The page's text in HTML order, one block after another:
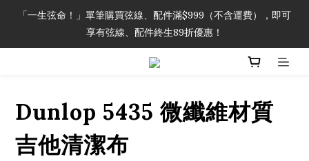
「一生弦命！」單筆購買弦線、配件滿$999（不含運費），即可
享有弦線、配件終生89折優惠！
「一生弦命！」單筆購買弦線、配件滿$999（不含運費），即可
享有弦線、配件終生89折優惠！
加入會員即領2000元購物金。 加入購物車查看更多折扣！
「一生弦命！」單筆購買弦線、配件滿$999（不含運費），即可
享有弦線、配件終生89折優惠！
Dunlop 5435 微纖維材質
吉他清潔布